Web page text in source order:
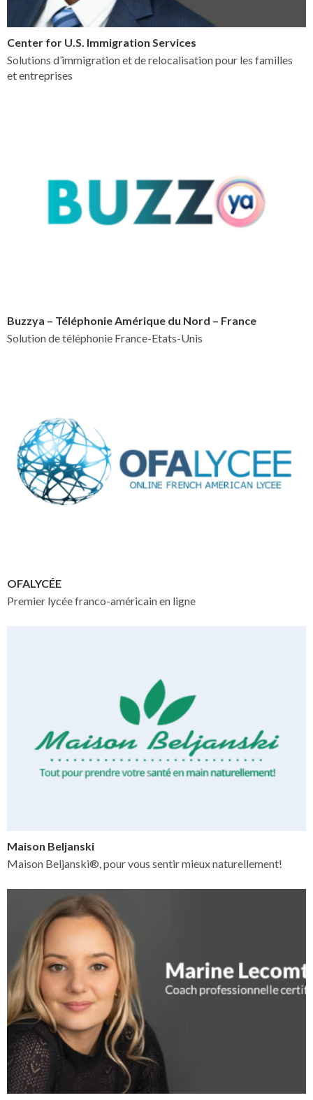
Center for U.S. Immigration Services
Solutions d’immigration et de relocalisation pour les familles
et entreprises
Buzzya – Téléphonie Amérique du Nord – France
Solution de téléphonie France-Etats-Unis
OFALYCÉE
Premier lycée franco-américain en ligne
Maison Beljanski
Maison Beljanski®, pour vous sentir mieux naturellement!